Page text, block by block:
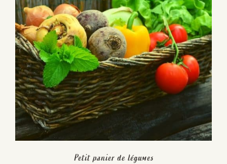
Petit panier de légumes